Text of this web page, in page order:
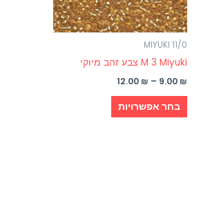
MIYUKI 11/0
M 3 Miyuki צבע זהב מיוקי
9.00 ₪
–
12.00 ₪
בחר אפשרויות
לבחור
את
בעמוד